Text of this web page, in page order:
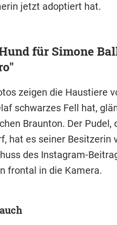
jetzt adoptiert hat.
für Simone
zeigen die Haustiere
schwarzes Fell hat,
Braunton. Der Pudel,
hat es seiner Besitzerin
des Instagram-
frontal in die Kamera.